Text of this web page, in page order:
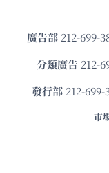
廣告部212-699-
分類廣告 212-
發⾏部 212-699-
市